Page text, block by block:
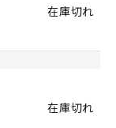
在庫切れ
在庫切れ